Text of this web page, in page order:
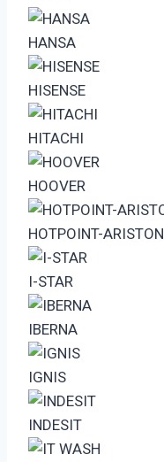
HANSA
HISENSE
HITACHI
HOOVER
HOTPOINT-ARISTON
I-STAR
IBERNA
IGNIS
INDESIT